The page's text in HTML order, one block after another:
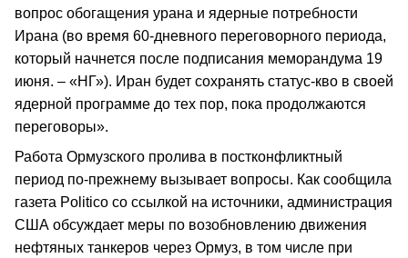
вопрос обогащения урана и ядерные потребности
Ирана (во время 60-дневного переговорного периода,
который начнется после подписания меморандума 19
июня. – «НГ»). Иран будет сохранять статус-кво в своей
ядерной программе до тех пор, пока продолжаются
переговоры».
Работа Ормузского пролива в постконфликтный
период по-прежнему вызывает вопросы. Как сообщила
газета Politico со ссылкой на источники, администрация
США обсуждает меры по возобновлению движения
нефтяных танкеров через Ормуз, в том числе при